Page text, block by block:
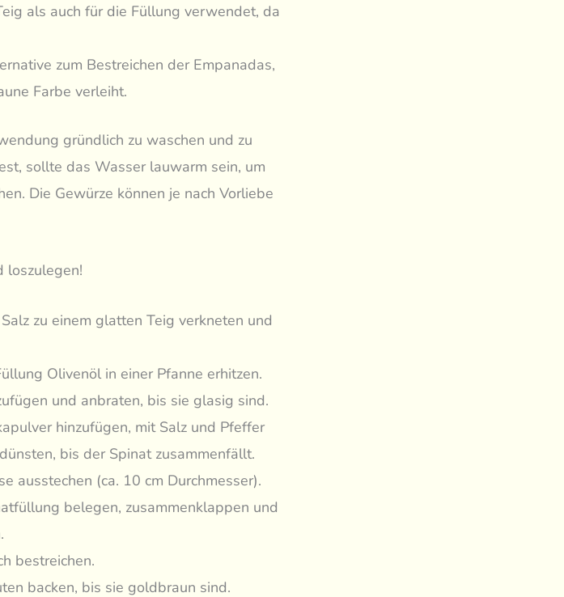
als auch für die Füllung verwendet, da
zum Bestreichen der Empanadas,
Farbe verleiht.
gründlich zu waschen und zu
sollte das Wasser lauwarm sein, um
Die Gewürze können je nach Vorliebe
loszulegen!
zu einem glatten Teig verkneten und
Olivenöl in einer Pfanne erhitzen.
und anbraten, bis sie glasig sind.
hinzufügen, mit Salz und Pfeffer
bis der Spinat zusammenfällt.
ausstechen (ca. 10 cm Durchmesser).
belegen, zusammenklappen und
bestreichen.
backen, bis sie goldbraun sind.